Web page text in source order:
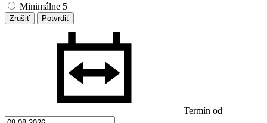
Minimálne 5
Zrušiť Potvrdiť
Termín od